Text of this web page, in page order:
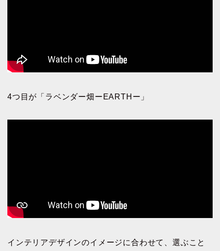
4つ目が「ラベンダー畑ーEARTHー」
インテリアデザインのイメージに合わせて、選ぶこと